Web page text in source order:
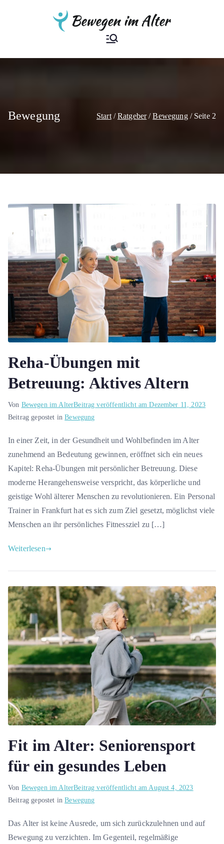
Bewegen im
Der Ratgeber
Bewegung Start Ratgeber Bewegung Seite 2
Reha-Übungen mit
Betreuung: Aktives Altern
Von Bewegen im AlterBeitrag veröffentlicht amDezember 11, 2023
Beitrag gepostet inBewegung
In einer Zeit, in der Gesundheit und Wohlbefinden im Alter
zunehmend an Bedeutung gewinnen, eröffnet sich ein neues
Kapitel: Reha-Übungen mit persönlicher Betreuung. Diese
moderne Herangehensweise verspricht, das körperliche und
geistige Wohl älterer Menschen zu revolutionieren. Ein Personal
Trainer in Frankfurt hat es sich zum Ziel gesetzt, möglichst viele
Menschen an ihr persönliches Fitnessziel zu […]
Weiterlesen
Fit im Alter: Seniorensport
für ein gesundes Leben
Von Bewegen im AlterBeitrag veröffentlicht am August 4, 2023
Beitrag gepostet inBewegung
Das Alter ist keine Ausrede, um sich zurückzulehnen und auf
Bewegung zu verzichten. Im Gegenteil, regelmäßige